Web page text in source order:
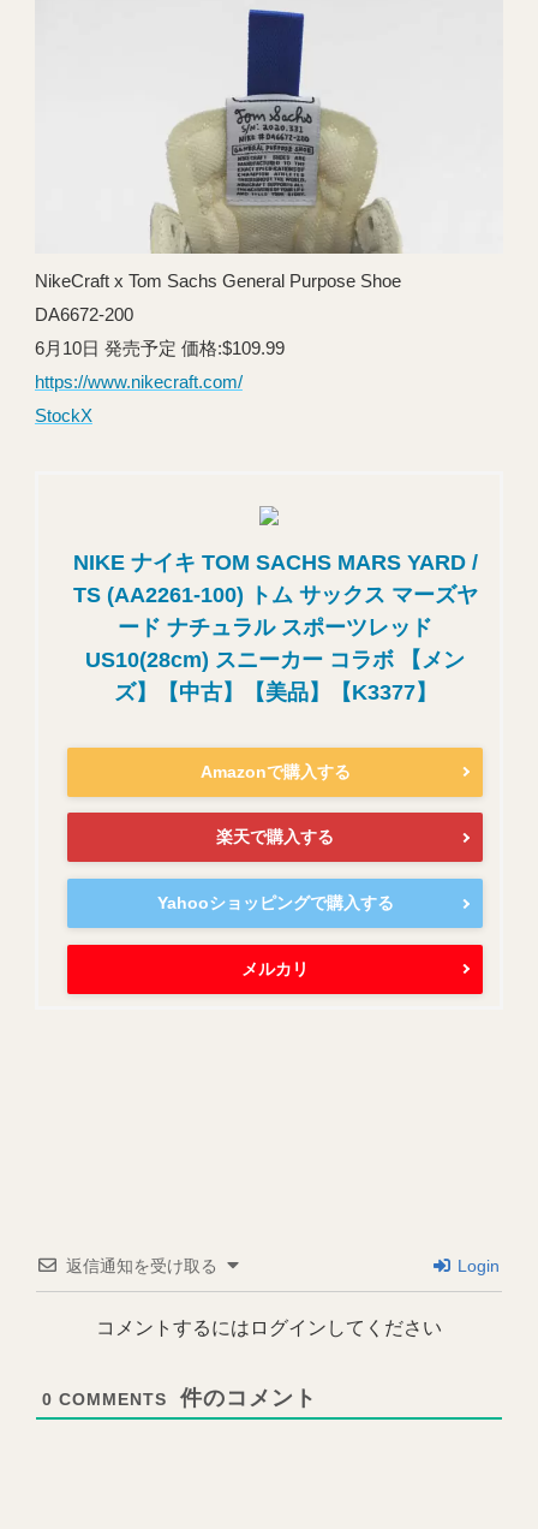
NikeCraft x Tom Sachs General Purpose Shoe
DA6672-200
6月10日 発売予定 価格:$109.99
https://www.nikecraft.com/
StockX
NIKE ナイキ TOM SACHS MARS YARD /
TS (AA2261-100) トム サックス マーズヤ
ード ナチュラル スポーツレッド
US10(28cm) スニーカー コラボ 【メン
ズ】【中古】【美品】【K3377】
Amazonで購入する
楽天で購入する
Yahooショッピングで購入する
メルカリ
返信通知を受け取る Login
コメントするにはログインしてください
0 COMMENTS